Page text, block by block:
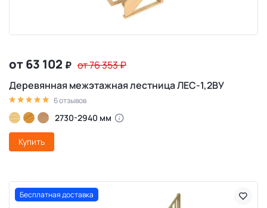
от 63 102 ₽ от 76 353₽
Деревянная межэтажная лестница ЛЕС-1,2ВУ
6 отзывов
2730-2940 мм
Купить
Бесплатная доставка